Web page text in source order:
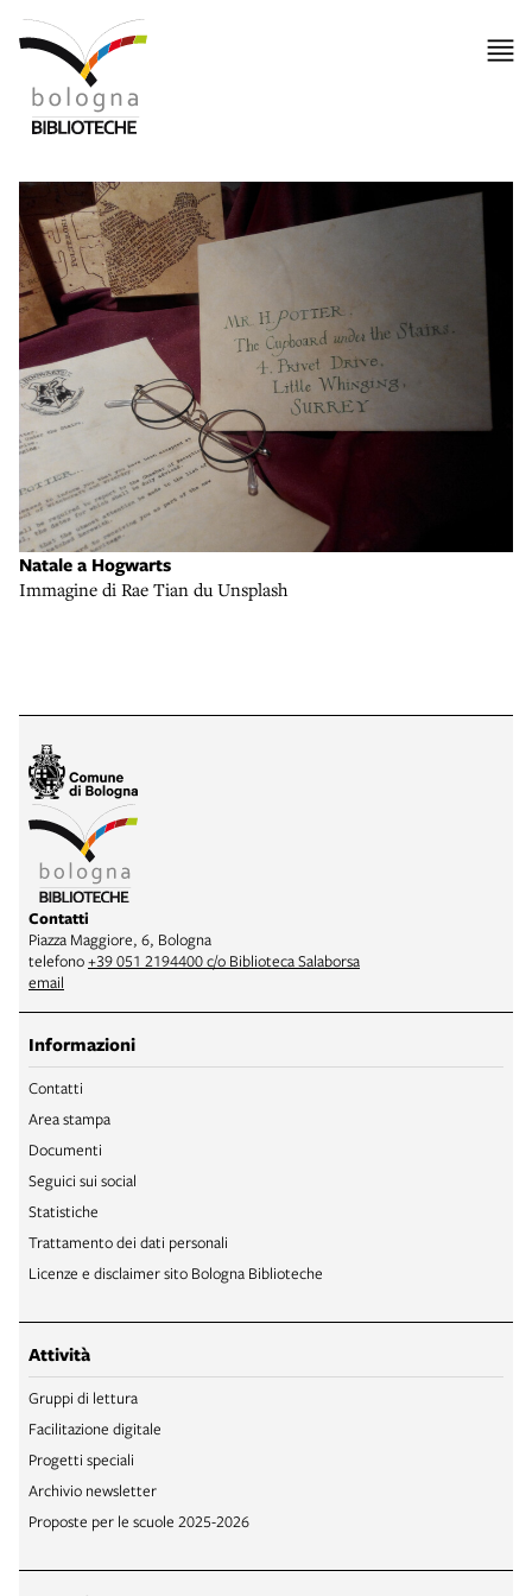
Natale a Hogwarts
Immagine di Rae Tian du Unsplash
Contatti
Piazza Maggiore, 6, Bologna
telefono+39 051 2194400 c/o Biblioteca Salaborsa
email
Informazioni
Contatti
Area stampa
Documenti
Seguici sui social
Statistiche
Trattamento dei dati personali
Licenze e disclaimer sito Bologna Biblioteche
Attività
Gruppi di lettura
Facilitazione digitale
Progetti speciali
Archivio newsletter
Proposte per le scuole 2025-2026